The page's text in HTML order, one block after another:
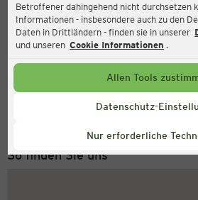
Betroffener dahingehend nicht durchsetzen
Informationen - insbesondere auch zu den
Daten in Drittländern - finden sie in unserer
und unseren Cookie Informationen .
Allen Tools
Datenschutz-
Nur erforderliche
Aktuell:
Geschlossen
Service Hotline
+43 (0) 1 2675 502
So finden Sie uns